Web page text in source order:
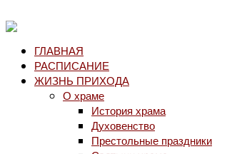
ГЛАВНАЯ
РАСПИСАНИЕ
ЖИЗНЬ ПРИХОДА
О храме
История храма
Духовенство
Престольные праздники